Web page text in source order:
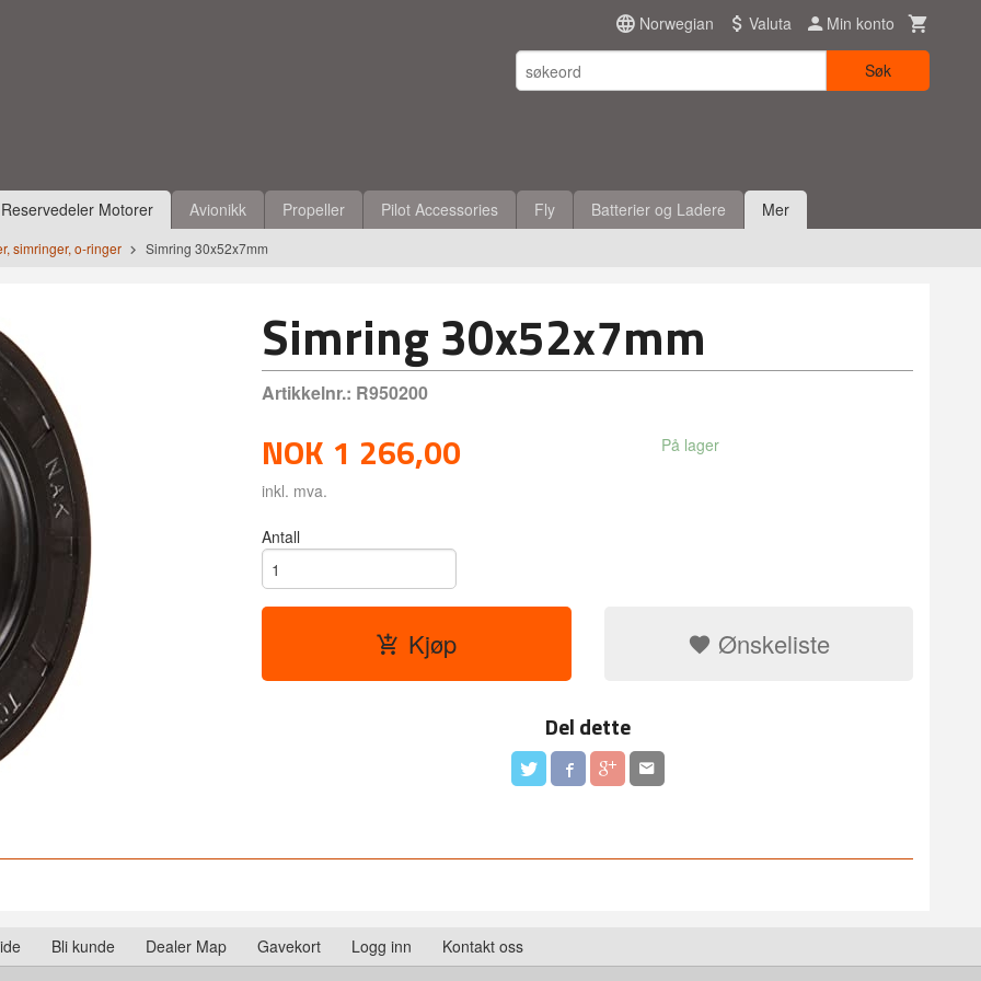
Norwegian Valuta Min konto
Søk
Reservedeler Motorer Avionikk Propeller Pilot Accessories Fly Batterier og Ladere Mer
simringer, o-ringer Simring 30x52x7mm
Simring 30x52x7mm
Artikkelnr.: R950200
NOK 1 266,00
inkl. mva.
På lager
Antall
Kjøp Ønskeliste
Del dette
Bli kunde Dealer Map Gavekort Logg inn Kontakt oss